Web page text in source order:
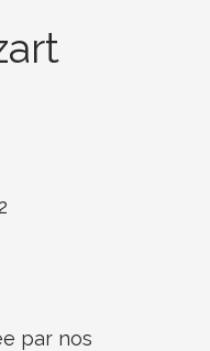
par nos